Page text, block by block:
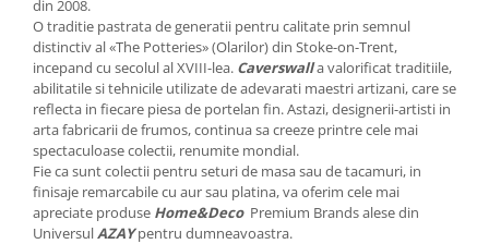
GILDED MUSE
WONDERLUST
MORRIS&AMP;CO
KINGSLEY
SERENDIPITY GOLD
SERENDIPITY PLATINUM
CHELSEA
MEDICEA
din 2008.
O traditie pastrata de generatii pentru calitate prin semnul
distinctiv al «The Potteries» (Olarilor) din Stoke-on-Trent,
incepand cu secolul al XVIII-lea. Caverswalla valorificat traditiile,
abilitatile si tehnicile utilizate de adevarati maestri artizani, care se
reflecta in fiecare piesa de portelan fin. Astazi, designerii-artisti in
arta fabricarii de frumos, continua sa creeze printre cele mai
spectaculoase colectii, renumite mondial.
Fie ca sunt colectii pentru seturi de masa sau de tacamuri, in
finisaje remarcabile cu aur sau platina, va oferim cele mai
apreciate produse Home&DecoPremium Brands alese din
UniversulAZAY pentru dumneavoastra.